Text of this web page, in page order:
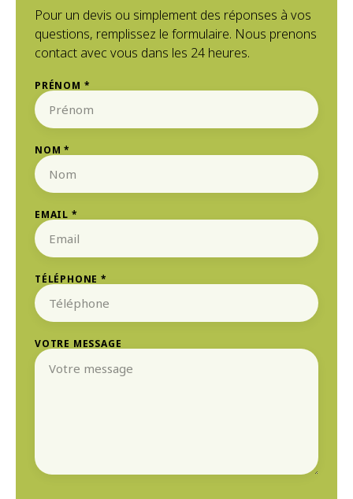
Pour un devis ou simplement des réponses à vos
questions, remplissez le formulaire. Nous prenons
contact avec vous dans les 24 heures.
PRÉNOM *
NOM *
EMAIL *
TÉLÉPHONE *
VOTRE MESSAGE